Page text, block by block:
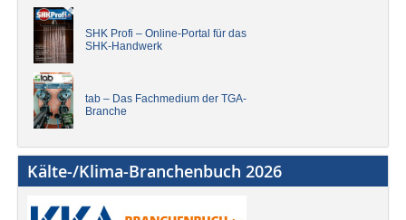
SHK Profi – Online-Portal für das
SHK-Handwerk
tab – Das Fachmedium der TGA-
Branche
Kälte-/Klima-Branchenbuch 2026